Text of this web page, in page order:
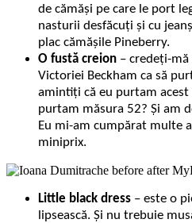
de cămăși pe care le port
nasturii desfăcuți și cu
plac cămășile Pineberry.
O fustă creion – credeți-
Victoriei Beckham ca să
amintiți că eu purtam acest
purtam măsura 52? Și am
Eu mi-am cumpărat multe
miniprix.
Little black dress – este o
lipsească. Și nu trebuie